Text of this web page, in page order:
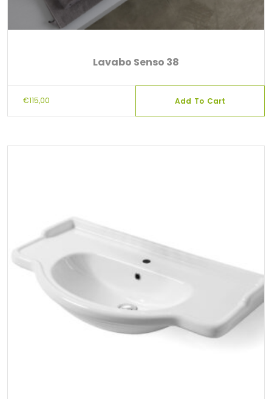
Lavabo Senso 38
€115,00 Add To Cart